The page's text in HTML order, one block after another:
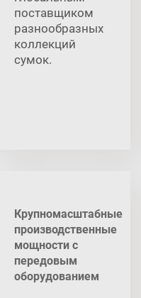
поставщиком
разнообразных
коллекций
сумок.
Крупномасштабные
производственные
мощности с
передовым
оборудованием